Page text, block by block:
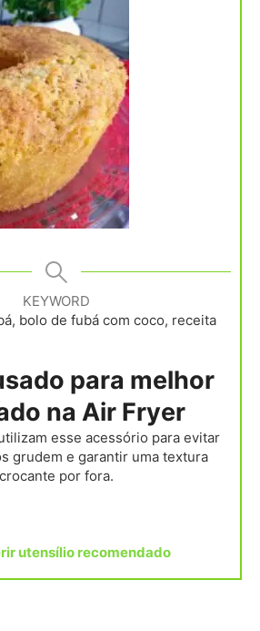
KEYWORD
bolo de fubá com coco, receita
para melhor
na Air Fryer
grudem e garantir uma textura
crocante por fora.
utensílio recomendado